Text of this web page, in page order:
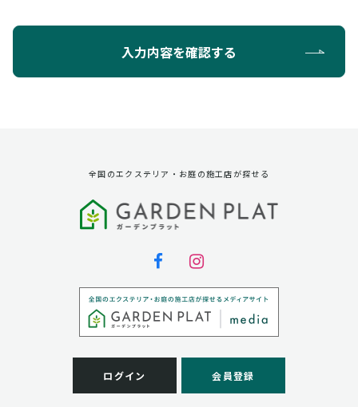
ように定め、保護に努めております。
第三者への提供
弊社は法律で定められている場合を除いて、お客様の個
個人情報の取扱い業務の委託
弊社は事業運営上、お客様により良いサービスを提供す
るために業務の一部を外部に委託しており、業務委託先
客様には、貴殿の個人情報の利用目的の通知、開示、訂
入力内容を確認する
全国のエクステリア・お庭の施工店が探せる
ログイン 会員登録